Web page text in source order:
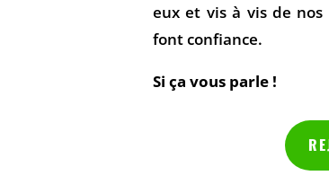
eux et vis à vis de
font confiance.
Si ça vous parle !